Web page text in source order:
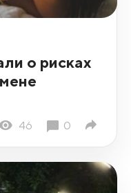
о рисках
46 0